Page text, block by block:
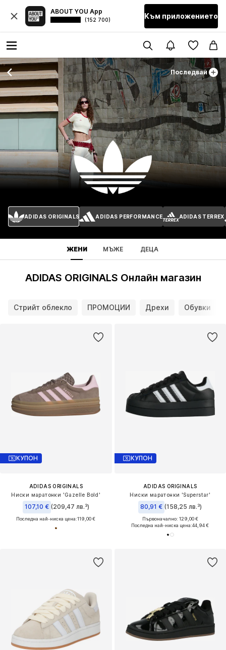
ABOUT YOU App
(152 700) Към приложението
Последвай
ADIDAS ORIGINALS ADIDAS PERFORMANCE ADIDAS TERREX
ЖЕНИ МЪЖЕ ДЕЦА
ADIDAS ORIGINALS Онлайн магазин
Стрийт облекло ПРОМОЦИИ Дрехи Обувки
КУПОН
ADIDAS ORIGINALS
Ниски маратонки 'Gazelle Bold'
107,10 € (209,47 лв.³)
Последна най-ниска цена:119,00 €
КУПОН
ADIDAS ORIGINALS
Ниски маратонки 'Superstar'
80,91 € (158,25 лв.³)
Първоначално: 129,00 €
Последна най-ниска цена:44,94 €